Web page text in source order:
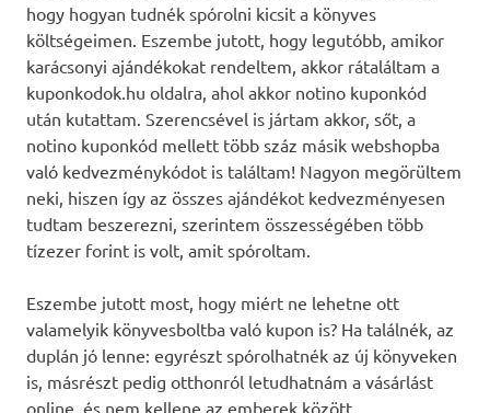
hogy hogyan tudnék spórolni kicsit a könyves
költségeimen. Eszembe jutott, hogy legutóbb, amikor
karácsonyi ajándékokat rendeltem, akkor rátaláltam a
kuponkodok.hu oldalra, ahol akkor notino kuponkód
után kutattam. Szerencsével is jártam akkor, sőt, a
notino kuponkód mellett több száz másik webshopba
való kedvezménykódot is találtam! Nagyon megörültem
neki, hiszen így az összes ajándékot kedvezményesen
tudtam beszerezni, szerintem összességében több
tízezer forint is volt, amit spóroltam.
Eszembe jutott most, hogy miért ne lehetne ott
valamelyik könyvesboltba való kupon is? Ha találnék, az
duplán jó lenne: egyrészt spórolhatnék az új könyveken
is, másrészt pedig otthonról letudhatnám a vásárlást
online, és nem kellene az emberek között